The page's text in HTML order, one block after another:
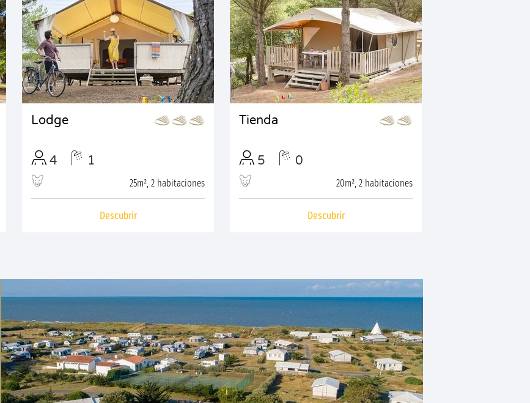
Lodge
4 1
25m², 2 habitaciones
Descubrir
Tienda
5 0
20m², 2 habitaciones
Descubrir